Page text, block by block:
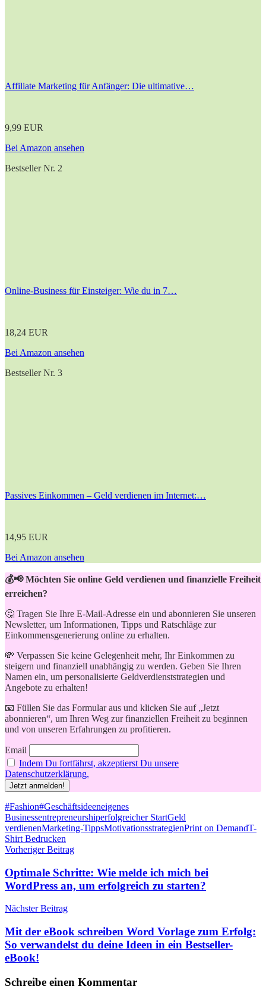
Affiliate Marketing für Anfänger: Die ultimative…
9,99 EUR
Bei Amazon ansehen
Bestseller Nr. 2
Online-Business für Einsteiger: Wie du in 7…
18,24 EUR
Bei Amazon ansehen
Bestseller Nr. 3
Passives Einkommen – Geld verdienen im Internet:…
14,95 EUR
Bei Amazon ansehen
💰📢 Möchten Sie online Geld verdienen und finanzielle Freiheit
erreichen?
🤔 Tragen Sie Ihre E-Mail-Adresse ein und abonnieren Sie unseren
Newsletter, um Informationen, Tipps und Ratschläge zur
Einkommensgenerierung online zu erhalten.
💸 Verpassen Sie keine Gelegenheit mehr, Ihr Einkommen zu
steigern und finanziell unabhängig zu werden. Geben Sie Ihren
Namen ein, um personalisierte Geldverdienststrategien und
Angebote zu erhalten!
📧 Füllen Sie das Formular aus und klicken Sie auf „Jetzt
abonnieren“, um Ihren Weg zur finanziellen Freiheit zu beginnen
und von unseren Erfahrungen zu profitieren.
Email
Indem Du fortfährst, akzeptierst Du unsere
Datenschutzerklärung.
Schlagwörter
#Fashion#Geschäftsideeneigenes
Businessentrepreneurshiperfolgreicher StartGeld
verdienenMarketing-TippsMotivationsstrategienPrint on DemandT-
Shirt Bedrucken
Beitragsnavigation
Vorheriger Beitrag
Optimale Schritte: Wie melde ich mich bei
WordPress an, um erfolgreich zu starten?
Nächster Beitrag
Mit der eBook schreiben Word Vorlage zum Erfolg:
So verwandelst du deine Ideen in ein Bestseller-
eBook!
Schreibe einen Kommentar